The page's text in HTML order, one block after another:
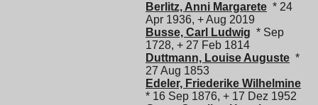
Berlitz, Anni Margarete * 24
Apr 1936, + Aug 2019
Busse, Carl Ludwig * Sep
1728, + 27 Feb 1814
Duttmann, Louise Auguste *
27 Aug 1853
Edeler, Friederike Wilhelmine
* 16 Sep 1876, + 17 Dez 1952